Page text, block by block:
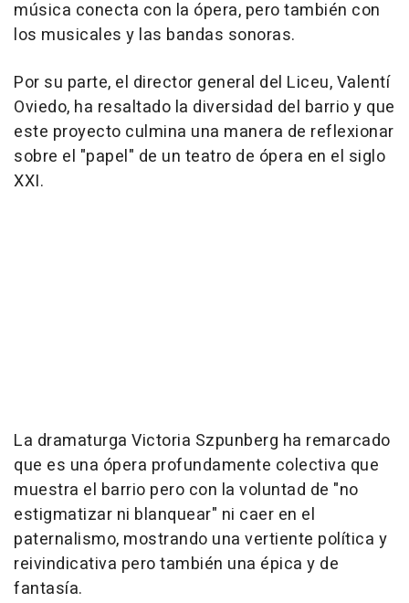
música conecta con la ópera, pero también con
los musicales y las bandas sonoras.
Por su parte, el director general del Liceu, Valentí
Oviedo, ha resaltado la diversidad del barrio y que
este proyecto culmina una manera de reflexionar
sobre el "papel" de un teatro de ópera en el siglo
XXI.
La dramaturga Victoria Szpunberg ha remarcado
que es una ópera profundamente colectiva que
muestra el barrio pero con la voluntad de "no
estigmatizar ni blanquear" ni caer en el
paternalismo, mostrando una vertiente política y
reivindicativa pero también una épica y de
fantasía.